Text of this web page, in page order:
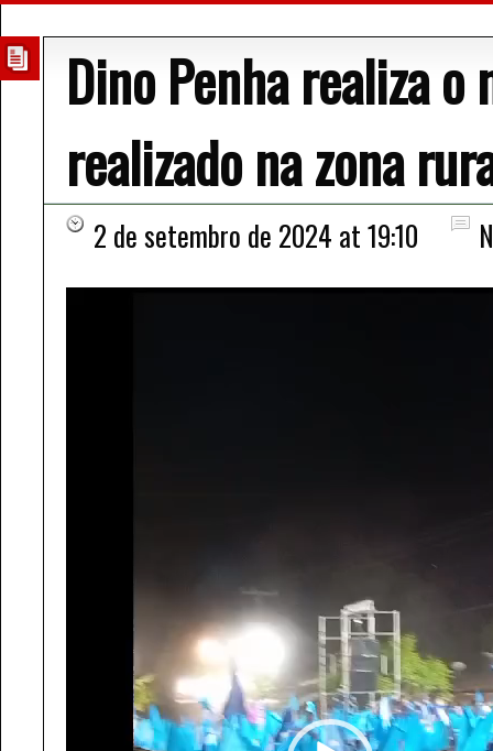
Dino Penha realiza
realizado na zona
2 de setembro de 2024 at 19:10